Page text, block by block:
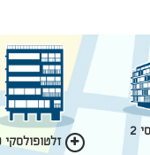
זלטופולסקי 29
2